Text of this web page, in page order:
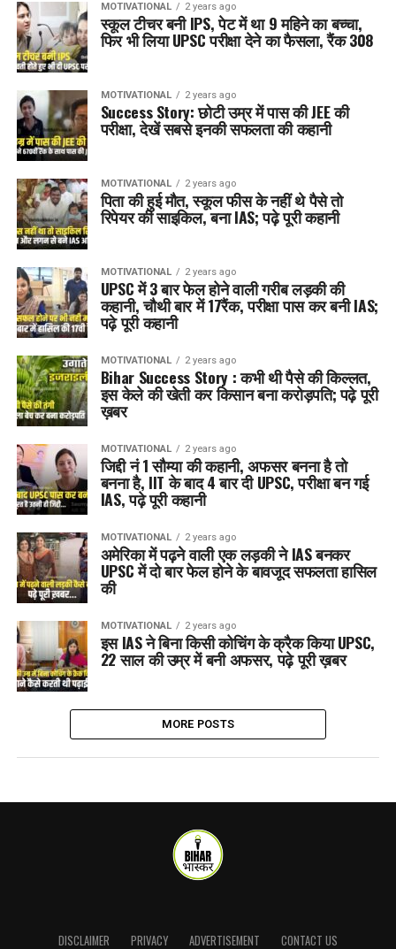
MOTIVATIONAL 2 years ago
स्कूल टीचर बनी IPS, पेट में था 9 महिने का बच्चा,
फिर भी लिया UPSC परीक्षा देने का फैसला, रैंक 308
MOTIVATIONAL 2 years ago
Success Story: छोटी उम्र में पास की JEE की
परीक्षा, देखें सबसे इनकी सफलता की कहानी
MOTIVATIONAL 2 years ago
पिता की हुई मौत, स्कूल फीस के नहीं थे पैसे तो
रिपेयर की साइकिल, बना IAS; पढ़े पूरी कहानी
MOTIVATIONAL 2 years ago
UPSC में 3 बार फेल होने वाली गरीब लड़की की
कहानी, चौथी बार में 17रैंक, परीक्षा पास कर बनी IAS;
पढ़े पूरी कहानी
MOTIVATIONAL 2 years ago
Bihar Success Story : कभी थी पैसे की किल्लत,
इस केले की खेती कर किसान बना करोड़पति; पढ़े पूरी
ख़बर
MOTIVATIONAL 2 years ago
जिद्दी नं 1 सौम्या की कहानी, अफसर बनना है तो
बनना है, IIT के बाद 4 बार दी UPSC, परीक्षा बन गई
IAS, पढ़े पूरी कहानी
MOTIVATIONAL 2 years ago
अमेरिका में पढ़ने वाली एक लड़की ने IAS बनकर
UPSC में दो बार फेल होने के बावजूद सफलता हासिल
की
MOTIVATIONAL 2 years ago
इस IAS ने बिना किसी कोचिंग के क्रैक किया UPSC,
22 साल की उम्र में बनी अफसर, पढ़े पूरी ख़बर
MORE POSTS
DISCLAIMER PRIVACY ADVERTISEMENT CONTACT US